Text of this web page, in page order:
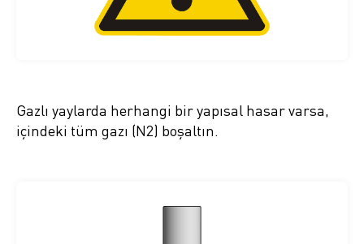
Gazlı yaylarda herhangi bir yapısal hasar varsa,
içindeki tüm gazı (N2) boşaltın.